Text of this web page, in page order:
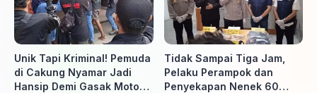
Unik Tapi Kriminal! Pemuda
di Cakung Nyamar Jadi
Hansip Demi Gasak Motor
Tidak Sampai Tiga Jam,
Pelaku Perampok dan
Penyekapan Nenek 60